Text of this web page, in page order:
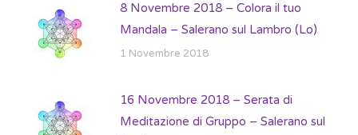
8 Novembre 2018 – Colora il tuo
Mandala – Salerano sul Lambro (Lo)
1 Novembre 2018
16 Novembre 2018 – Serata di
Meditazione di Gruppo – Salerano sul